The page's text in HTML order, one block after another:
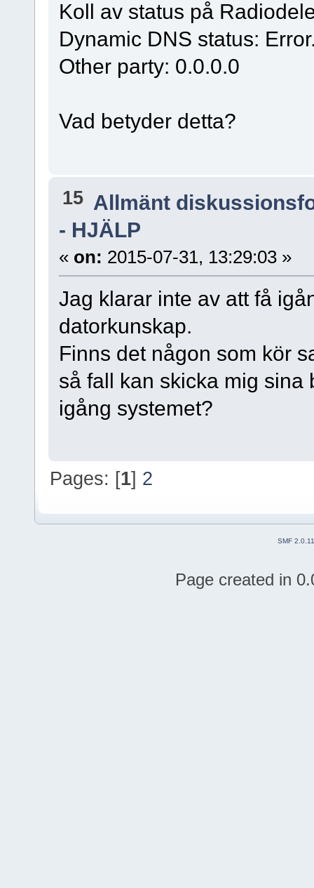
Koll av status på
Dynamic DNS status:
Other party: 0.0.0.0
Vad betyder detta?
15 Allmänt
- HJÄLP
« on: 2015-07-31, 13:29:03 »
Jag klarar inte av att få
datorkunskap.
Finns det någon som kör
så fall kan skicka mig sina
igång systemet?
Pages: [1] 2
SMF 2.0.11
Page created in